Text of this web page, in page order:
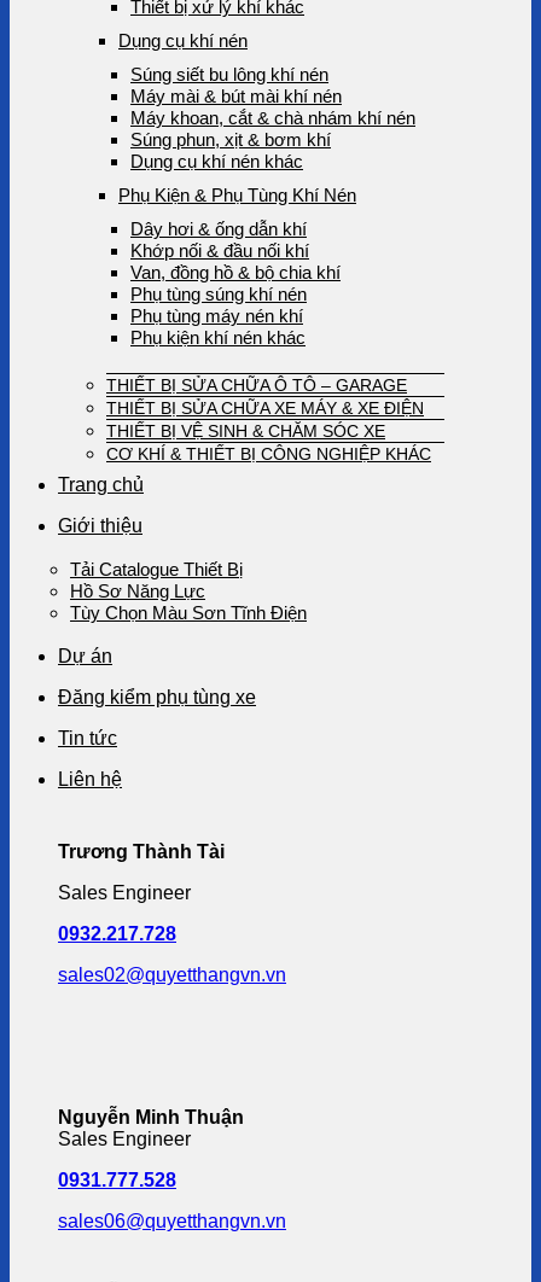
Thiết bị xử lý khí khác
Dụng cụ khí nén
Súng siết bu lông khí nén
Máy mài & bút mài khí nén
Máy khoan, cắt & chà nhám khí nén
Súng phun, xịt & bơm khí
Dụng cụ khí nén khác
Phụ Kiện & Phụ Tùng Khí Nén
Dây hơi & ống dẫn khí
Khớp nối & đầu nối khí
Van, đồng hồ & bộ chia khí
Phụ tùng súng khí nén
Phụ tùng máy nén khí
Phụ kiện khí nén khác
THIẾT BỊ SỬA CHỮA Ô TÔ – GARAGE
THIẾT BỊ SỬA CHỮA XE MÁY & XE ĐIỆN
THIẾT BỊ VỆ SINH & CHĂM SÓC XE
CƠ KHÍ & THIẾT BỊ CÔNG NGHIỆP KHÁC
Trang chủ
Giới thiệu
Tải Catalogue Thiết Bị
Hồ Sơ Năng Lực
Tùy Chọn Màu Sơn Tĩnh Điện
Dự án
Đăng kiểm phụ tùng xe
Tin tức
Liên hệ
Trương Thành Tài
Sales Engineer
0932.217.728
sales02@quyetthangvn.vn
Nguyễn Minh Thuận
Sales Engineer
0931.777.528
sales06@quyetthangvn.vn